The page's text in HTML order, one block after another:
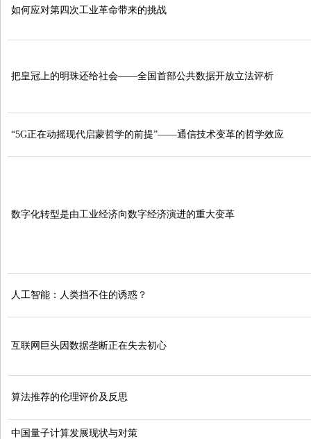
如何应对第四次工业革命带来的挑战
把皇冠上的明珠还给社会——全国首部公共数据开放立法评析
“5G正在动摇现代启蒙哲学的前提”——通信技术变革的哲学效应
数字化转型是由工业经济向数字经济演进的重大变革
人工智能：人类挡不住的诱惑？
互联网巨头因数据垄断正在失去初心
算法推荐的伦理评价及反思
中国量子计算发展现状与对策